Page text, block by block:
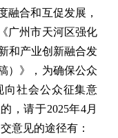
融合和互促发展，
广州市天河区强化
和产业创新融合发
）》，为确保公众
向社会公众征集意
，请于2025年4月
意见的途径有：